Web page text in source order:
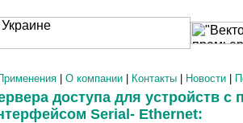
О компании Контакты Новости
доступа для устройств с
Serial- Ethernet: